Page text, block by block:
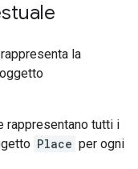
rappresenta la
rappresentano tutti i
Place per ogni